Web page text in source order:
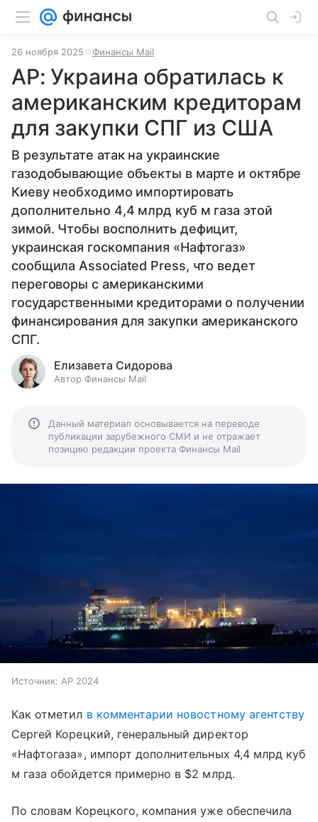
26 ноября 2025 Финансы Mail
AP: Украина обратилась к
американским кредиторам
для закупки СПГ из США
В результате атак на украинские
газодобывающие объекты в марте и октябре
Киеву необходимо импортировать
дополнительно 4,4 млрд куб м газа этой
зимой. Чтобы восполнить дефицит,
украинская госкомпания «Нафтогаз»
сообщила Associated Press, что ведет
переговоры с американскими
государственными кредиторами о получении
финансирования для закупки американского
СПГ.
Елизавета Сидорова
Автор Финансы Mail
Данный материал основывается на переводе
публикации зарубежного СМИ и не отражает
позицию редакции проекта Финансы Mail
Источник: AP 2024
Как отметил в комментарии новостному агентству
Сергей Корецкий, генеральный директор
«Нафтогаза», импорт дополнительных 4,4 млрд куб
м газа обойдется примерно в $2 млрд.
По словам Корецкого, компания уже обеспечила